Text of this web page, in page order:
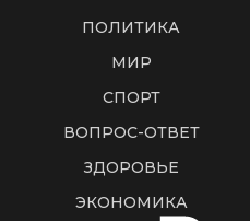
ПОЛИТИКА
МИР
СПОРТ
ВОПРОС-ОТВЕТ
ЗДОРОВЬЕ
ЭКОНОМИКА